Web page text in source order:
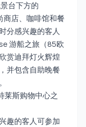
台下方的
店、咖啡馆和餐
分感兴趣的客人
游船之旅（85欧
赏迪拜灯火辉煌
并包含自助晚餐
莱斯购物中心之
趣的客人可参加